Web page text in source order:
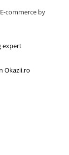
commerce by